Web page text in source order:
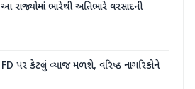
ભારેથી અતિભારે વરસાદની
FD પર કેટલું વ્યાજ મળશે, વરિષ્ઠ નાગરિકોને